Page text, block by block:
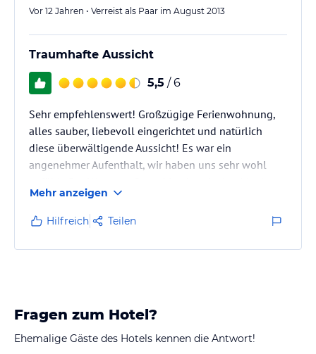
Vor 12 Jahren • Verreist als Paar im August 2013
Traumhafte Aussicht
5,5 / 6
Sehr empfehlenswert! Großzügige Ferienwohnung,
alles sauber, liebevoll eingerichtet und natürlich
diese überwältigende Aussicht! Es war ein
angenehmer Aufenthalt, wir haben uns sehr wohl
wird aber durch die traumhafte Aussicht wettgemacht.
Wir hatten ein Auto, sehr zu empfehlen, da der Ort
etwas abgelegen ist.
Mehr anzeigen
Hilfreich Teilen
Fragen zum Hotel?
Ehemalige Gäste des Hotels kennen die Antwort!